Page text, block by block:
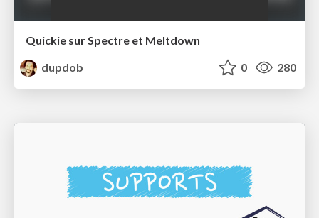
Quickie sur Spectre et Meltdown
dupdob
0 280